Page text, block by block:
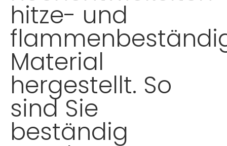
hitze- und
Material
hergestellt. So
sind Sie
beständig